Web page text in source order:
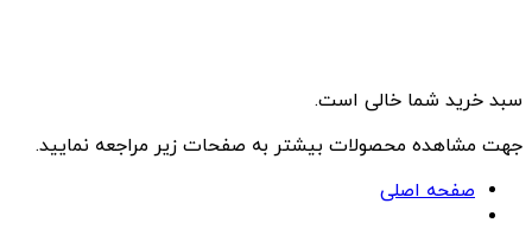
سبد خرید شما خالی است.
جهت مشاهده محصولات بیشتر به صفحات زیر مراجعه نمایید.
صفحه اصلی